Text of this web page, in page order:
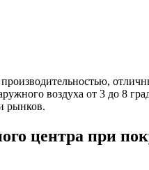
воздуха от 3 до 8
рынков.
центра при